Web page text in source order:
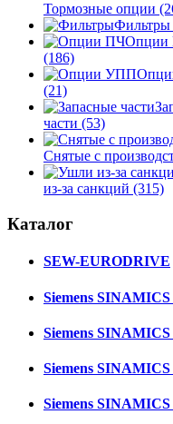
Тормозные опции
Фильтры
Опции
(186)
(21)
части (53)
Снятые с
из-за санкций (315)
Каталог
SEW-EURODRIVE
Siemens SINAMICS
Siemens SINAMICS
Siemens SINAMICS
Siemens SINAMICS